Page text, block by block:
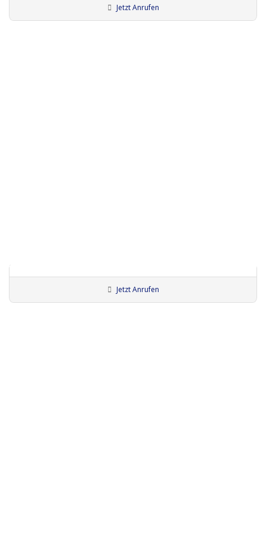
Bodypainter:innen
Künstler:innen München
Jetzt Anrufen
Feuerkünstler:innen
Jetzt Anrufen